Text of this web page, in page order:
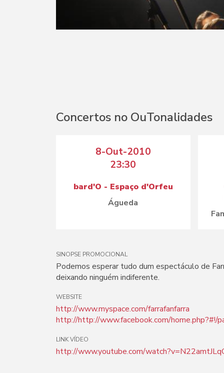
Concertos no OuTonalidades
8-Out-2010
23:30
bard'O - Espaço d'Orfeu
Águeda
SINOPSE PROMOCIONAL
Podemos esperar tudo dum espectáculo de
deixando ninguém indiferente.
WEBSITE
http://www.myspace.com/farrafanfarra
http://http://www.facebook.com/
LINK VÍDEO
http://www.youtube.com/